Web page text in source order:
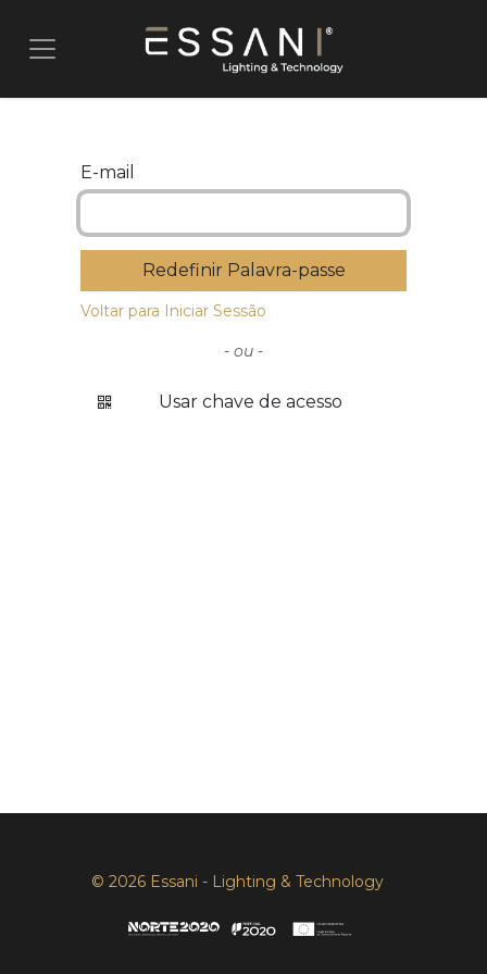
E-mail
Redefinir Palavra-passe
Voltar para Iniciar Sessão
- ou -
Usar chave de acesso
© 2026 Essani - Lighting & Technology